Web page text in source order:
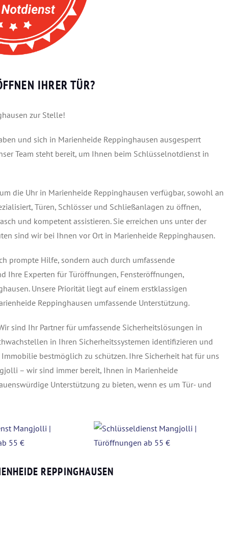
IHRER TÜR?
zur Stelle!
und sich in Marienheide Reppinghausen ausgesperrt
Team steht bereit, um Ihnen beim Schlüsselnotdienst in
die Uhr in Marienheide Reppinghausen verfügbar, sowohl an
Türen, Schlösser und Schließanlagen zu öffnen,
und kompetent assistieren. Sie erreichen uns unter der
sind wir bei Ihnen vor Ort in Marienheide Reppinghausen.
prompte Hilfe, sondern auch durch umfassende
Ihre Experten für Türöffnungen, Fensteröffnungen,
Unsere Priorität liegt auf einem erstklassigen
Reppinghausen umfassende Unterstützung.
sind Ihr Partner für umfassende Sicherheitslösungen in
in Ihren Sicherheitssystemen identifizieren und
bestmöglich zu schützen. Ihre Sicherheit hat für uns
– wir sind immer bereit, Ihnen in Marienheide
Unterstützung zu bieten, wenn es um Tür- und
REPPINGHAUSEN